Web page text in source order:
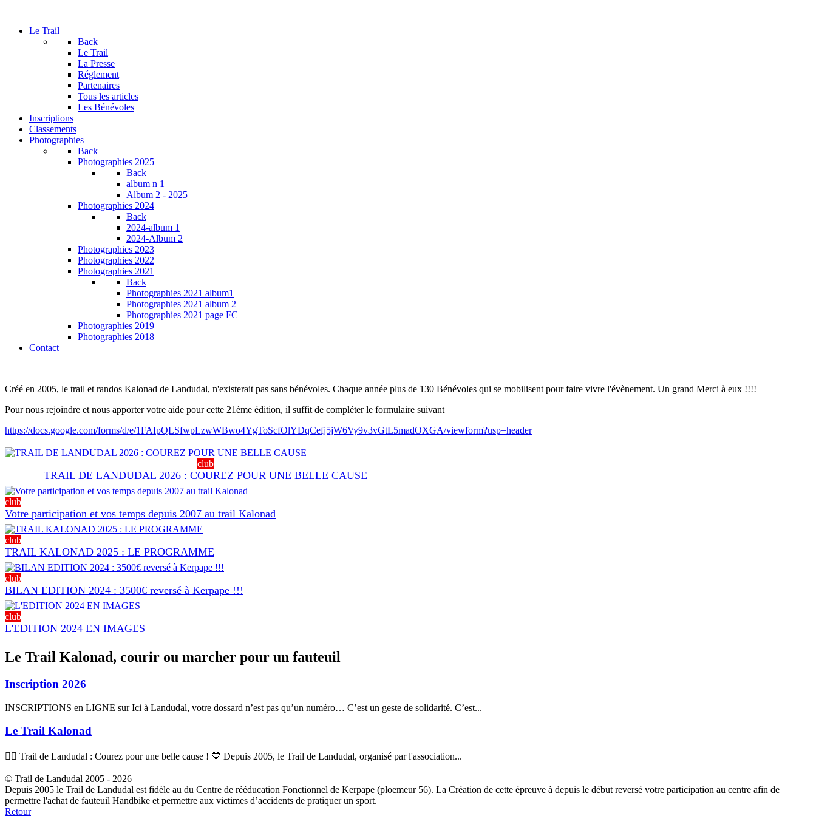
Le Trail
Back
Le Trail
La Presse
Réglement
Partenaires
Tous les articles
Les Bénévoles
Inscriptions
Classements
Photographies
Back
Photographies 2025
Back
album n 1
Album 2 - 2025
Photographies 2024
Back
2024-album 1
2024-Album 2
Photographies 2023
Photographies 2022
Photographies 2021
Back
Photographies 2021 album1
Photographies 2021 album 2
Photographies 2021 page FC
Photographies 2019
Photographies 2018
Contact
Créé en 2005, le trail et randos Kalonad de Landudal, n'existerait pas sans bénévoles. Chaque année plus de 130 Bénévoles qui se mobilisent pour faire vivre l'évènement. Un grand Merci à eux !!!!
Pour nous rejoindre et nous apporter votre aide pour cette 21ème édition, il suffit de compléter le formulaire suivant
https://docs.google.com/forms/d/e/1FAIpQLSfwpLzwWBwo4YgToScfOlYDqCefj5jW6Vy9v3vGtL5madOXGA/viewform?usp=header
club
TRAIL DE LANDUDAL 2026 : COUREZ POUR UNE BELLE CAUSE
club
Votre participation et vos temps depuis 2007 au trail Kalonad
club
TRAIL KALONAD 2025 : LE PROGRAMME
club
BILAN EDITION 2024 : 3500€ reversé à Kerpape !!!
club
L'EDITION 2024 EN IMAGES
Le Trail Kalonad, courir ou marcher pour un fauteuil
Inscription 2026
INSCRIPTIONS en LIGNE sur Ici à Landudal, votre dossard n’est pas qu’un numéro… C’est un geste de solidarité. C’est...
Le Trail Kalonad
🏃‍♂️ Trail de Landudal : Courez pour une belle cause ! 💙 Depuis 2005, le Trail de Landudal, organisé par l'association...
© Trail de Landudal 2005 - 2026
Depuis 2005 le Trail de Landudal est fidèle au du Centre de rééducation Fonctionnel de Kerpape (ploemeur 56). La Création de cette épreuve à depuis le début reversé votre participation au centre afin de
permettre l'achat de fauteuil Handbike et permettre aux victimes d’accidents de pratiquer un sport.
Retour